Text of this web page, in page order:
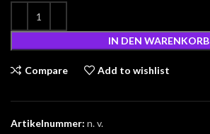
IN DEN WARENKORB
Compare Add to wishlist
Artikelnummer: n. v.